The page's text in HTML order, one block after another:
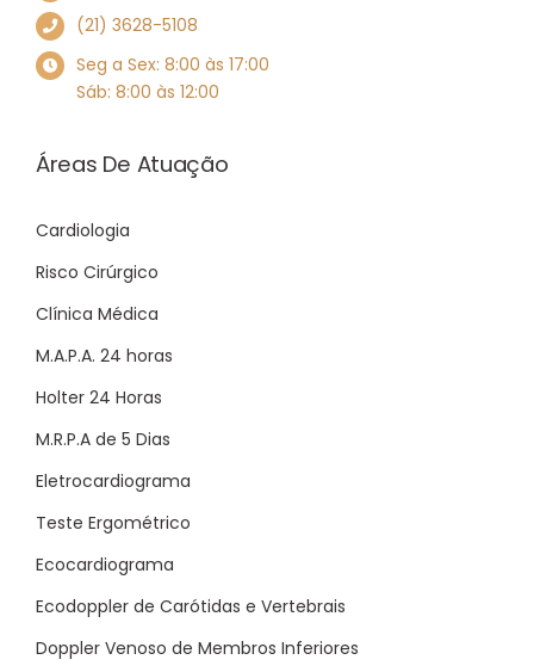
(21) 3628-5108
Seg a Sex: 8:00 às 17:00
Sáb: 8:00 às 12:00
Áreas De Atuação
Cardiologia
Risco Cirúrgico
Clínica Médica
M.A.P.A. 24 horas
Holter 24 Horas
M.R.P.A de 5 Dias
Eletrocardiograma
Teste Ergométrico
Ecocardiograma
Ecodoppler de Carótidas e Vertebrais
Doppler Venoso de Membros Inferiores